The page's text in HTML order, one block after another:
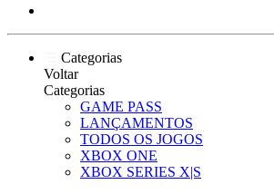
Categorias
Voltar
Categorias
GAME PASS
LANÇAMENTOS
TODOS OS JOGOS
XBOX ONE
XBOX SERIES X|S